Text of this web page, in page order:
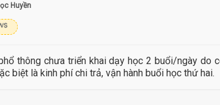
Huyền
thông chưa triển khai dạy học 2 buổi/ngày do
biệt là kinh phí chi trả, vận hành buổi học thứ hai.